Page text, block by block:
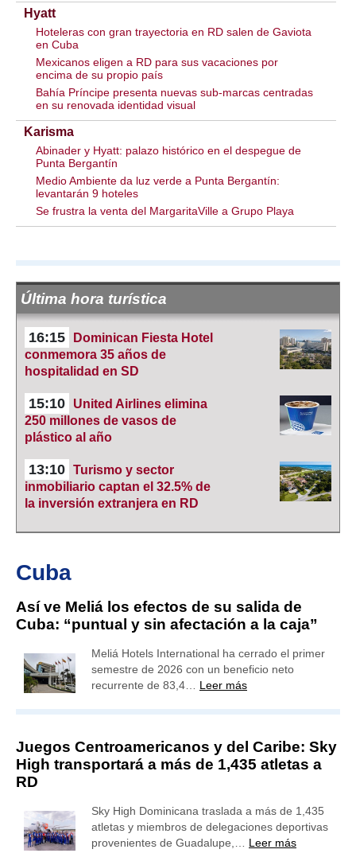
Hyatt
Hoteleras con gran trayectoria en RD salen de Gaviota
en Cuba
Mexicanos eligen a RD para sus vacaciones por
encima de su propio país
Bahía Príncipe presenta nuevas sub-marcas centradas
en su renovada identidad visual
Karisma
Abinader y Hyatt: palazo histórico en el despegue de
Punta Bergantín
Medio Ambiente da luz verde a Punta Bergantín:
levantarán 9 hoteles
Se frustra la venta del MargaritaVille a Grupo Playa
Última hora turística
16:15
Dominican Fiesta Hotel
conmemora 35 años de
hospitalidad en SD
15:10
United Airlines elimina
250 millones de vasos de
plástico al año
13:10 Turismo y sector
inmobiliario captan el 32.5% de
la inversión extranjera en RD
Cuba
Así ve Meliá los efectos de su salida de
Cuba: “puntual y sin afectación a la caja”
Meliá Hotels International ha cerrado el primer
semestre de 2026 con un beneficio neto
recurrente de 83,4… Leer más
Juegos Centroamericanos y del Caribe: Sky
High transportará a más de 1,435 atletas a
RD
Sky High Dominicana traslada a más de 1,435
atletas y miembros de delegaciones deportivas
provenientes de Guadalupe,… Leer más